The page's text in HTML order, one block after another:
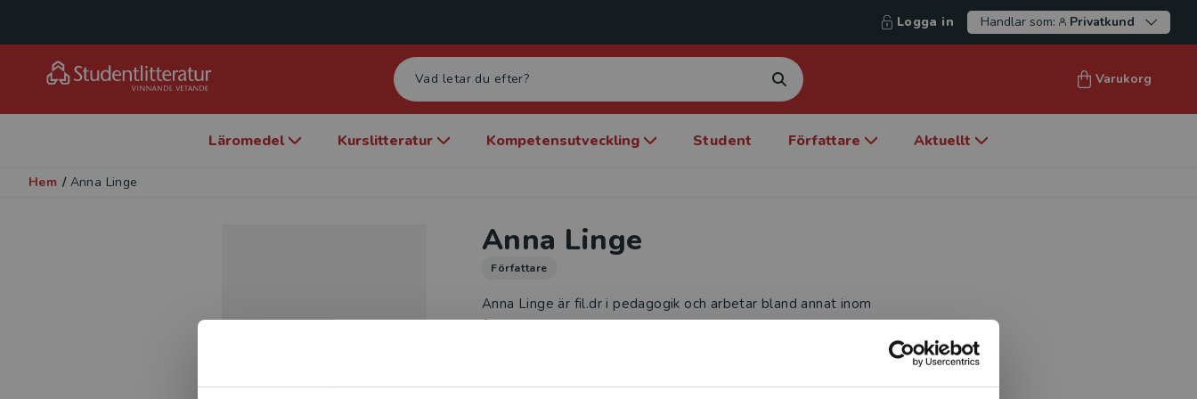
Logga in Handlar som: Privatkund
Varukorg
Läromedel Kurslitteratur Kompetensutveckling Student Författare Aktuellt
Hem / Anna Linge
Anna Linge
Författare
Anna Linge är fil.dr i pedagogik och arbetar bland annat inom
förskollärarprogrammet med estetiska lärprocesser. Anna har
musikutbildning och lång erfarenhet av att arbeta som lärare vid musik- och
kulturskolor, med inriktning mot förskola, samt som violinpedagog. Vid sidan
av sitt arbete som musiklärare frilansar Anna bland annat som violinist. Hon